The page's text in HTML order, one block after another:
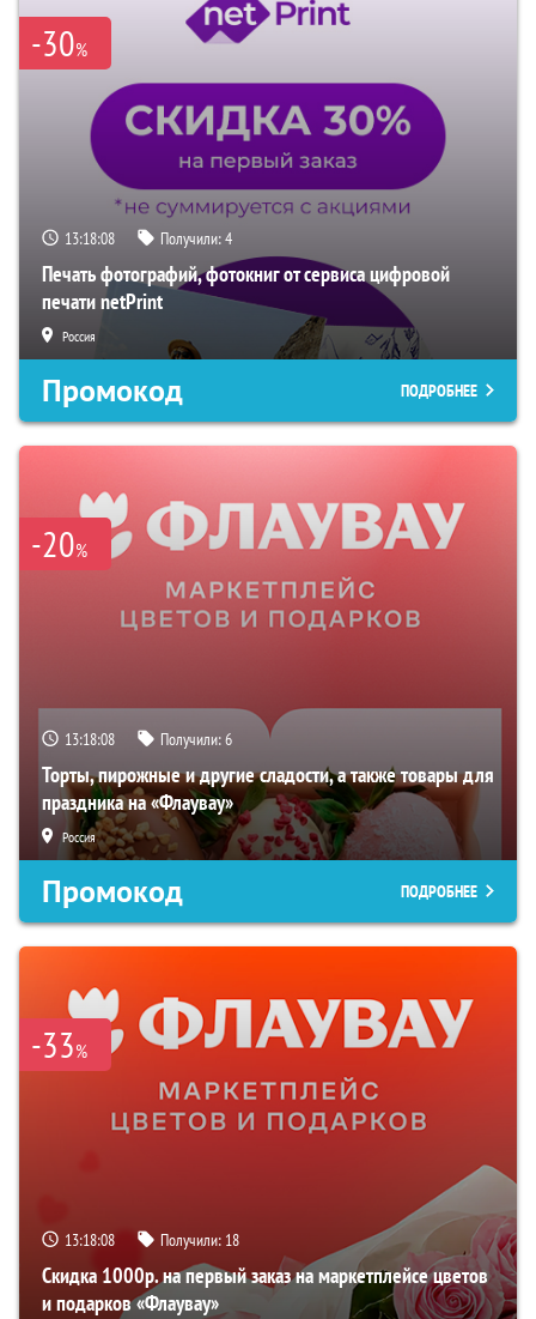
-30%
13:18:06 Получили:4
Печать фотографий, фотокниг от сервиса цифровой
печати netPrint
Россия
Промокод ПОДРОБНЕЕ
-20%
13:18:06 Получили:6
Торты, пирожные и другие сладости, а также товары для
праздника на «Флаувау»
Россия
Промокод ПОДРОБНЕЕ
-33%
13:18:06 Получили: 18
Скидка 1000р. на первый заказ на маркетплейсе цветов
и подарков «Флаувау»